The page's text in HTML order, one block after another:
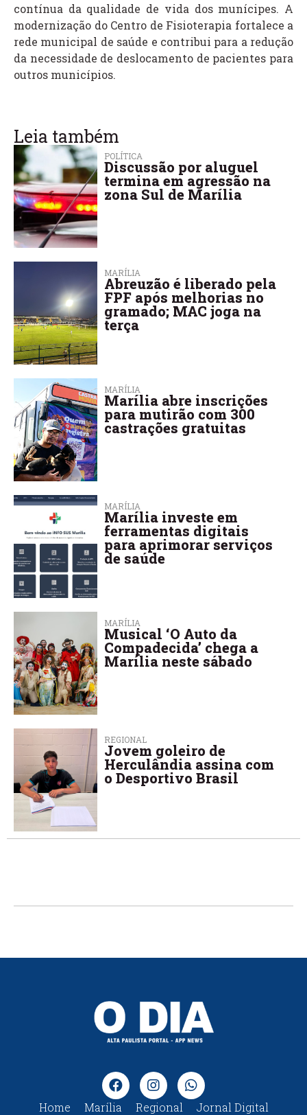
contínua da qualidade de vida dos munícipes. A
modernização do Centro de Fisioterapia fortalece a
rede municipal de saúde e contribui para a redução
da necessidade de deslocamento de pacientes para
outros municípios.
Leia também
POLÍTICA
Discussão por aluguel
termina em agressão na
zona Sul de Marília
MARÍLIA
Abreuzão é liberado pela
FPF após melhorias no
gramado; MAC joga na
terça
MARÍLIA
Marília abre inscrições
para mutirão com 300
castrações gratuitas
MARÍLIA
Marília investe em
ferramentas digitais
para aprimorar serviços
de saúde
MARÍLIA
Musical ‘O Auto da
Compadecida’ chega a
Marília neste sábado
REGIONAL
Jovem goleiro de
Herculândia assina com
o Desportivo Brasil
Home Marília Regional Jornal Digital